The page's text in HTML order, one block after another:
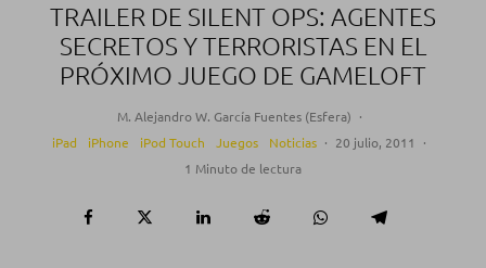
TRAILER DE SILENT OPS: AGENTES
SECRETOS Y TERRORISTAS EN EL
PRÓXIMO JUEGO DE GAMELOFT
M. Alejandro W. García Fuentes (Esfera) ·
iPad
iPhone iPod Touch Juegos Noticias · 20 julio, 2011
·
1 Minuto de lectura